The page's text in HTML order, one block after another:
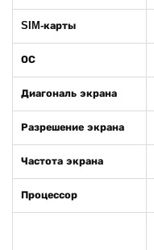
SIM-карты
ОС
Диагональ экрана
Разрешение экрана
Частота экрана
Процессор